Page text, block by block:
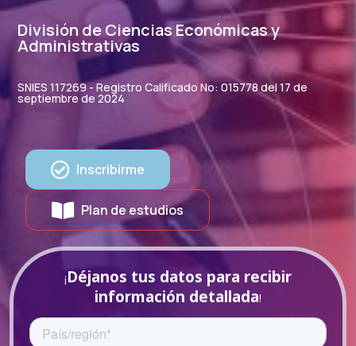
División de Ciencias Económicas y
Administrativas
SNIES 117269 - Registro Calificado No: 015778 del 17 de
septiembre de 2024
Inscribirme
Plan de estudios